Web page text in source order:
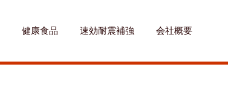
健康食品 速効耐震補強 会社概要